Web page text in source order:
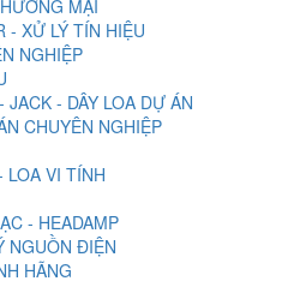
MẠI
- XỬ LÝ TÍN HIỆU
NGHIỆP
JACK - DÂY LOA DỰ ÁN
CHUYÊN NGHIỆP
LOA VI TÍNH
- HEADAMP
NGUỒN ĐIỆN
HÃNG